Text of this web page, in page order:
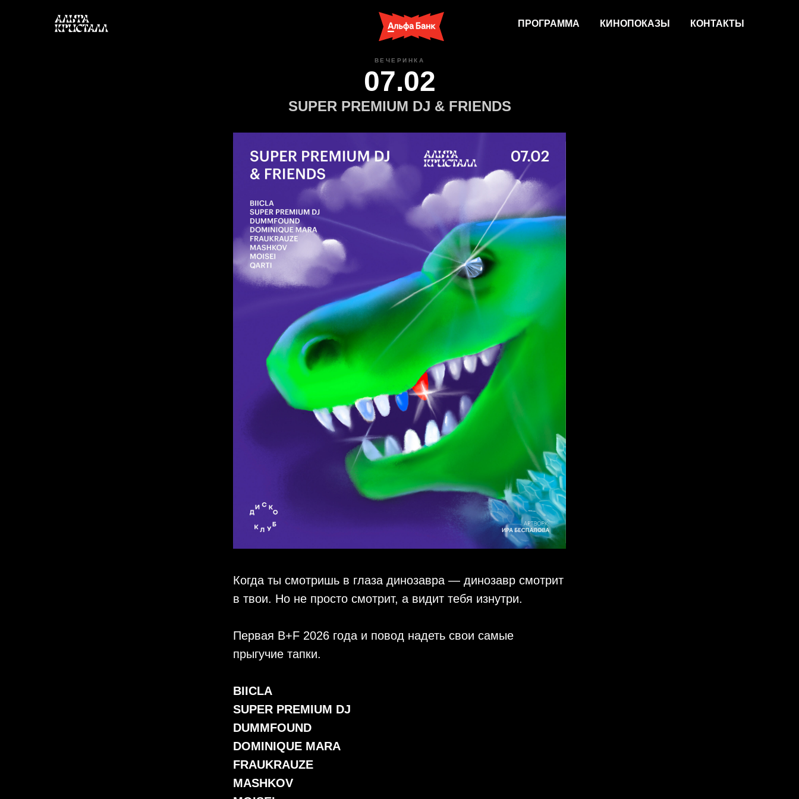
ПРОГРАММА КИНОПОКАЗЫ КОНТАКТЫ
ВЕЧЕРИНКА
07.02
SUPER PREMIUM DJ & FRIENDS
Когда ты смотришь в глаза динозавра — динозавр смотрит
в твои. Но не просто смотрит, а видит тебя изнутри.
Первая B+F 2026 года и повод надеть свои самые
прыгучие тапки.
BIICLA
SUPER PREMIUM DJ
DUMMFOUND
DOMINIQUE MARA
FRAUKRAUZE
MASHKOV